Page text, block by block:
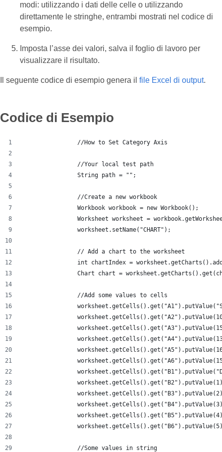
modi: utilizzando i dati delle celle o utilizzando
direttamente le stringhe, entrambi mostrati nel codice di
esempio.
Imposta l’asse dei valori, salva il foglio di lavoro per
visualizzare il risultato.
Il seguente codice di esempio genera il file Excel di output.
Codice di Esempio
		//How to Set Category Axis
		//Your local test path
		String path = "";
		//Create a new workbook
		Workbook workbook = new Workbook();
Worksheet worksheet =
		worksheet.setName("CHART");
		// Add a chart to the worksheet
int chartIndex =
Chart chart =
		//Add some values to cells
		//Some values in string